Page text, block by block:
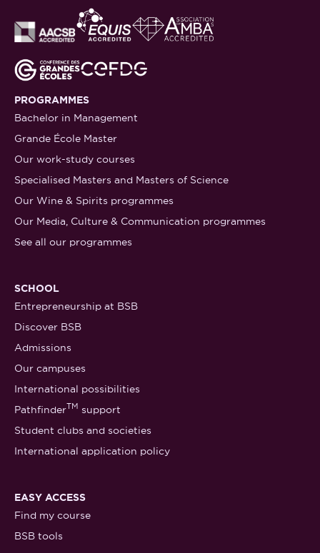
PROGRAMMES
Bachelor in Management
Grande École Master
Our work-study courses
Specialised Masters and Masters of Science
Our Wine & Spirits programmes
Our Media, Culture & Communication programmes
See all our programmes
SCHOOL
Entrepreneurship at BSB
Discover BSB
Admissions
Our campuses
International possibilities
PathfinderTM support
Student clubs and societies
International application policy
EASY ACCESS
Find my course
BSB tools